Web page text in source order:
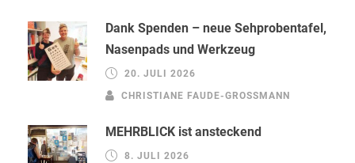
Dank Spenden – neue Sehprobentafel,
Nasenpads und Werkzeug
20. JULI 2026
CHRISTIANE FAUDE-GROSSMANN
MEHRBLICK ist ansteckend
8. JULI 2026